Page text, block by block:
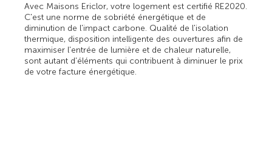
Avec Maisons Ericlor, votre logement est certifié RE2020.
C'est une norme de sobriété énergétique et de
diminution de l'impact carbone. Qualité de l'isolation
thermique, disposition intelligente des ouvertures afin de
maximiser l'entrée de lumière et de chaleur naturelle,
sont autant d'éléments qui contribuent à diminuer le prix
de votre facture énergétique.